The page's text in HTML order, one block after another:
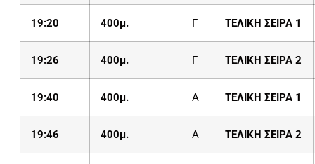
19:20 400μ. Γ ΤΕΛΙΚΗ ΣΕΙΡΑ 1
19:26 400μ. Γ ΤΕΛΙΚΗ ΣΕΙΡΑ 2
19:40 400μ. Α ΤΕΛΙΚΗ ΣΕΙΡΑ 1
19:46 400μ. Α ΤΕΛΙΚΗ ΣΕΙΡΑ 2